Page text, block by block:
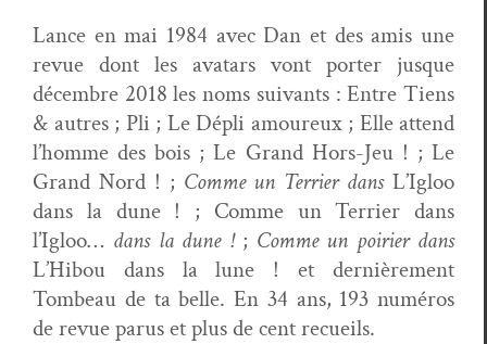
Lance en mai 1984 avec Dan et des amis une
revue dont les avatars vont porter jusque
décem­bre 2018 les noms suiv­ants : Entre Tiens
& autres ; Pli ; Le Dépli amoureux ; Elle attend
l’homme des bois ; Le Grand Hors-Jeu ! ; Le
Grand Nord ! ; Comme un Ter­ri­er dansL’Igloo
dans la dune ! ; Comme un Ter­ri­er dans
l’Igloo… dans la dune !; Comme un poiri­er dans
L’Hibou dans la lune ! et dernière­ment
Tombeau de ta belle. En 34 ans, 193 numéros
de revue parus et plus de cent recueils.